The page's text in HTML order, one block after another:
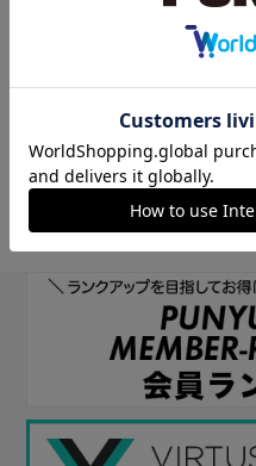
ログインすることができます。